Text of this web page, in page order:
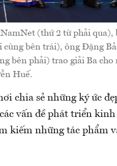
(thứ 2 từ phải qua),
bên trái), ông Đặng
bên phải) trao giải Ba cho
Huế.
chia sẻ những ký ức
vấn đề phát triển
kiếm những tác phẩm